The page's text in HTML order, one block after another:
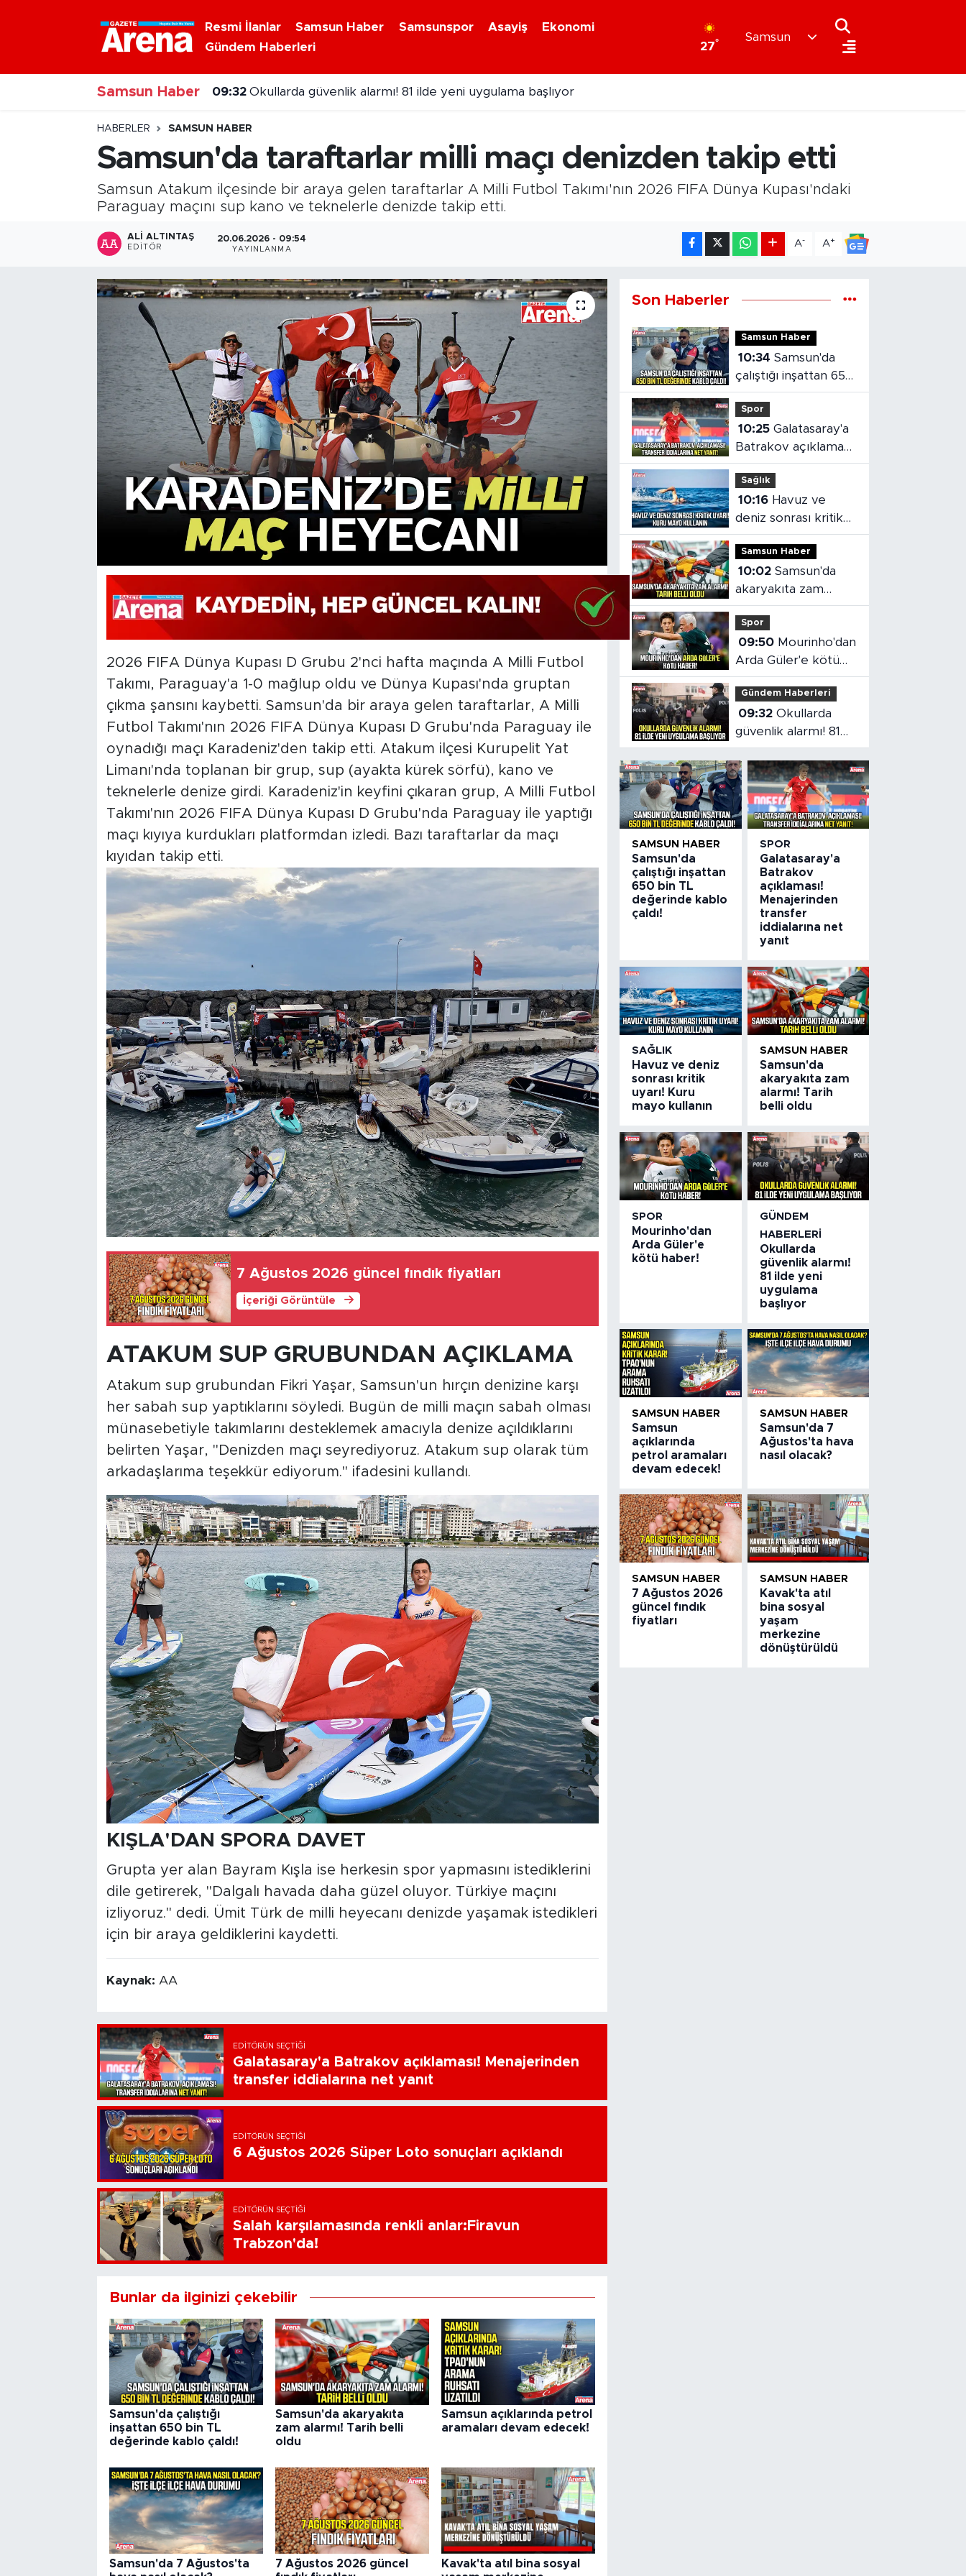
Resmi İlanlar Samsun Haber Samsunspor Asayiş
Ekonomi
Gündem Haberleri
27°
Samsun
Samsun Haber
09:16 Samsun açıklarında petrol aramaları devam edecek!
HABERLER SAMSUN HABER
Samsun'da taraftarlar milli maçı denizden takip etti
Samsun Atakum ilçesinde bir araya gelen taraftarlar A Milli Futbol Takımı'nın 2026 FIFA Dünya Kupası'ndaki
Paraguay maçını sup kano ve teknelerle denizde takip etti.
ALI ALTINTAŞ
EDITÖR
20.06.2026 - 09:54
YAYINLANMA
A- A+
2026 FIFA Dünya Kupası D Grubu 2'nci hafta maçında A Milli Futbol
Takımı, Paraguay'a 1-0 mağlup oldu ve Dünya Kupası'nda gruptan
çıkma şansını kaybetti. Samsun'da bir araya gelen taraftarlar, A Milli
Futbol Takımı'nın 2026 FIFA Dünya Kupası D Grubu'nda Paraguay ile
oynadığı maçı Karadeniz'den takip etti. Atakum ilçesi Kurupelit Yat
Limanı'nda toplanan bir grup, sup (ayakta kürek sörfü), kano ve
teknelerle denize girdi. Karadeniz'in keyfini çıkaran grup, A Milli Futbol
Takımı'nın 2026 FIFA Dünya Kupası D Grubu'nda Paraguay ile yaptığı
maçı kıyıya kurdukları platformdan izledi. Bazı taraftarlar da maçı
kıyıdan takip etti.
7 Ağustos 2026 güncel fındık fiyatları
İçeriği Görüntüle
ATAKUM SUP GRUBUNDAN AÇIKLAMA
Atakum sup grubundan Fikri Yaşar, Samsun'un hırçın denizine karşı
her sabah sup yaptıklarını söyledi. Bugün de milli maçın sabah olması
münasebetiyle takımlarını desteklemek amacıyla denize açıldıklarını
belirten Yaşar, "Denizden maçı seyrediyoruz. Atakum sup olarak tüm
arkadaşlarıma teşekkür ediyorum." ifadesini kullandı.
KIŞLA'DAN SPORA DAVET
Grupta yer alan Bayram Kışla ise herkesin spor yapmasını istediklerini
dile getirerek, "Dalgalı havada daha güzel oluyor. Türkiye maçını
izliyoruz." dedi. Ümit Türk de milli heyecanı denizde yaşamak istedikleri
için bir araya geldiklerini kaydetti.
Kaynak: AA
EDITÖRÜN SEÇTIĞI
Galatasaray'a Batrakov açıklaması! Menajerinden
transfer iddialarına net yanıt
EDITÖRÜN SEÇTIĞI
6 Ağustos 2026 Süper Loto sonuçları açıklandı
EDITÖRÜN SEÇTIĞI
Salah karşılamasında renkli anlar:Firavun
Trabzon'da!
Bunlar da ilginizi çekebilir
Samsun'da çalıştığı
inşattan 650 bin TL
değerinde kablo çaldı!
Samsun'da akaryakıta
zam alarmı! Tarih belli
oldu
Samsun açıklarında petrol
aramaları devam edecek!
Samsun'da 7 Ağustos'ta
7 Ağustos 2026 güncel
Kavak'ta atıl bina sosyal
Son Haberler
Samsun Haber
10:34 Samsun'da
çalıştığı inşattan 650
bin TL değerinde
kablo çaldı!
Spor
10:25 Galatasaray'a
Batrakov açıklaması!
Menajerinden
transfer iddialarına
net yanıt
Sağlık
10:16
deniz sonrası kritik
uyarı! Kuru mayo
kullanın
Samsun Haber
10:02 Samsun'da
akaryakıta zam
alarmı! Tarih belli
oldu
Spor
09:50
Arda Güler'e kötü
haber!
Gündem Haberleri
09:32 Okullarda
güvenlik alarmı! 81
ilde yeni uygulama
başlıyor
SAMSUN HABER
Samsun'da
çalıştığı inşattan
650 bin TL
değerinde kablo
çaldı!
SPOR
Galatasaray'a
Batrakov
açıklaması!
Menajerinden
transfer
iddialarına net
yanıt
SAĞLIK
Havuz ve deniz
sonrası kritik
uyarı! Kuru
mayo kullanın
SAMSUN HABER
Samsun'da
akaryakıta zam
alarmı! Tarih
belli oldu
SPOR
Mourinho'dan
Arda Güler'e
kötü haber!
GÜNDEM
HABERLERI
Okullarda
güvenlik alarmı!
81 ilde yeni
uygulama
başlıyor
SAMSUN HABER
Samsun
açıklarında
petrol aramaları
devam edecek!
SAMSUN HABER
Samsun'da 7
Ağustos'ta hava
nasıl olacak?
SAMSUN HABER
7 Ağustos 2026
güncel fındık
fiyatları
SAMSUN HABER
Kavak'ta atıl
bina sosyal
yaşam
merkezine
dönüştürüldü
Nöbetçi Eczaneler
Hava Durumu
Samsun Namaz Vakitleri
Trafik Durumu
Süper Lig Puan Durumu ve Fikstür
Tüm Manşetler